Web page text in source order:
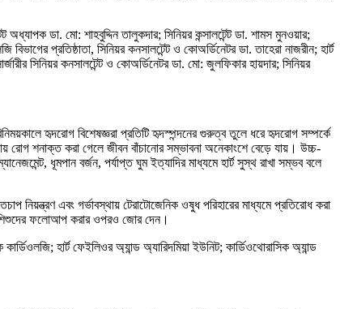
অধ্যাপক ডা. মো: শাহবুদ্দিন তালুকদার; সিনিয়র কন্সালটেন্ট ডা. শামস মুনওয়ার;
প্রতিষ্ঠাতা, সিনিয়র কনসালটেন্ট ও কোঅর্ডিনেটর ডা. তাহেরা নাজরীন; হার্ট
সিনিয়র কনসালটেন্ট ও কোঅর্ডিনেটর ডা. মো: জুলফিকার হায়দার; সিনিয়র
হৃদরোগ বিশেষজ্ঞরা প্রতিটি হৃদস্পন্দনের গুরুত্ব তুলে ধরে হৃদরোগ সম্পর্কে
রোগ শনাক্ত করা গেলে জীবন বাঁচানোর সম্ভাবনা অনেকাংশে বেড়ে যায়। উচ্চ-
ধূমপান বর্জন, পর্যাপ্ত ঘুম ইত্যাদির মাধ্যমে হার্ট সুস্থ রাখা সম্ভব বলে
নিয়ন্ত্রণ এবং গর্ভাবস্থায় টেরাটোজেনিক ওষুধ পরিহারের মাধ্যমে প্রতিরোধ করা
শিশুদের ফলোআপ করার ওপরও জোর দেন।
হার্ট ফেইলিওর অ্যান্ড অ্যারিদমিয়া ইউনিট; কার্ডিওথোরাসিক অ্যান্ড